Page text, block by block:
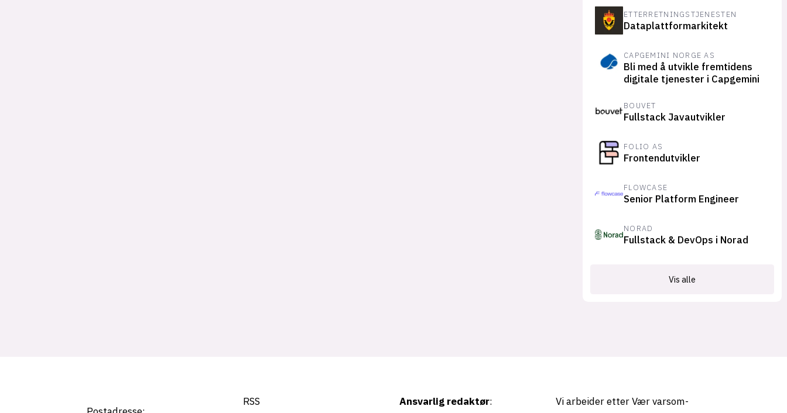
ETTERRETNINGSTJENESTEN
Dataplattformarkitekt
CAPGEMINI NORGE AS
Bli med å utvikle fremtidens
digitale tjenester i Capgemini
BOUVET
Fullstack Javautvikler
FOLIO AS
Frontendutvikler
FLOWCASE
Senior Platform Engineer
NORAD
Fullstack & DevOps i Norad
Vis alle
RSS Ansvarlig redaktør:
Vi arbeider etter Vær varsom-